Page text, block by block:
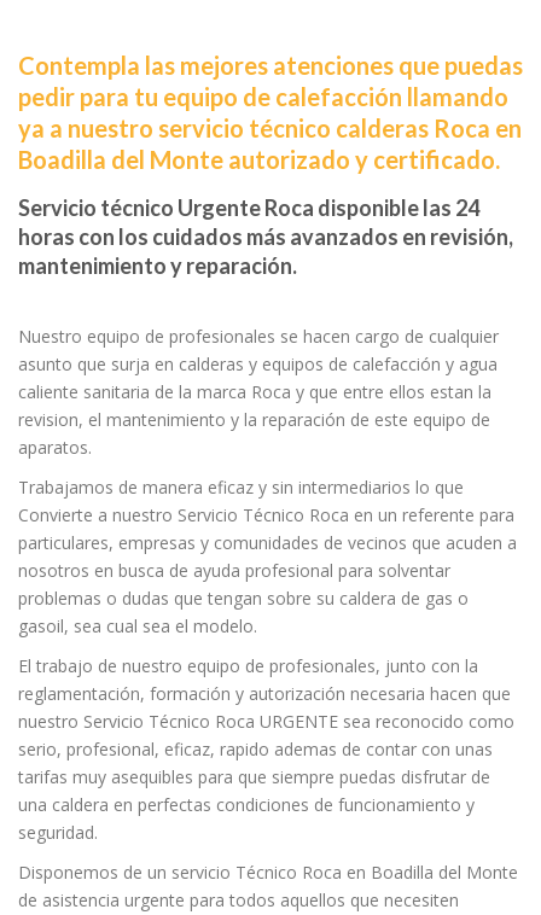
Contempla las mejores atenciones que puedas
pedir para tu equipo de calefacción llamando
ya a nuestro servicio técnico calderas Roca en
Boadilla del Monte autorizado y certificado.
Servicio técnico Urgente Roca disponible las 24
horas con los cuidados más avanzados en revisión,
mantenimiento y reparación.
Nuestro equipo de profesionales se hacen cargo de cualquier
asunto que surja en calderas y equipos de calefacción y agua
caliente sanitaria de la marca Roca y que entre ellos estan la
revision, el mantenimiento y la reparación de este equipo de
aparatos.
Trabajamos de manera eficaz y sin intermediarios lo que
Convierte a nuestro Servicio Técnico Roca en un referente para
particulares, empresas y comunidades de vecinos que acuden a
nosotros en busca de ayuda profesional para solventar
problemas o dudas que tengan sobre su caldera de gas o
gasoil, sea cual sea el modelo.
El trabajo de nuestro equipo de profesionales, junto con la
reglamentación, formación y autorización necesaria hacen que
nuestro Servicio Técnico Roca URGENTE sea reconocido como
serio, profesional, eficaz, rapido ademas de contar con unas
tarifas muy asequibles para que siempre puedas disfrutar de
una caldera en perfectas condiciones de funcionamiento y
seguridad.
Disponemos de un servicio Técnico Roca en Boadilla del Monte
de asistencia urgente para todos aquellos que necesiten